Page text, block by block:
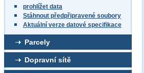
prohlížet data
Stáhnout předpřipravené soubory
Aktuální verze datové specifikace
Parcely
Dopravní sítě